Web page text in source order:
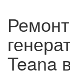
Teana